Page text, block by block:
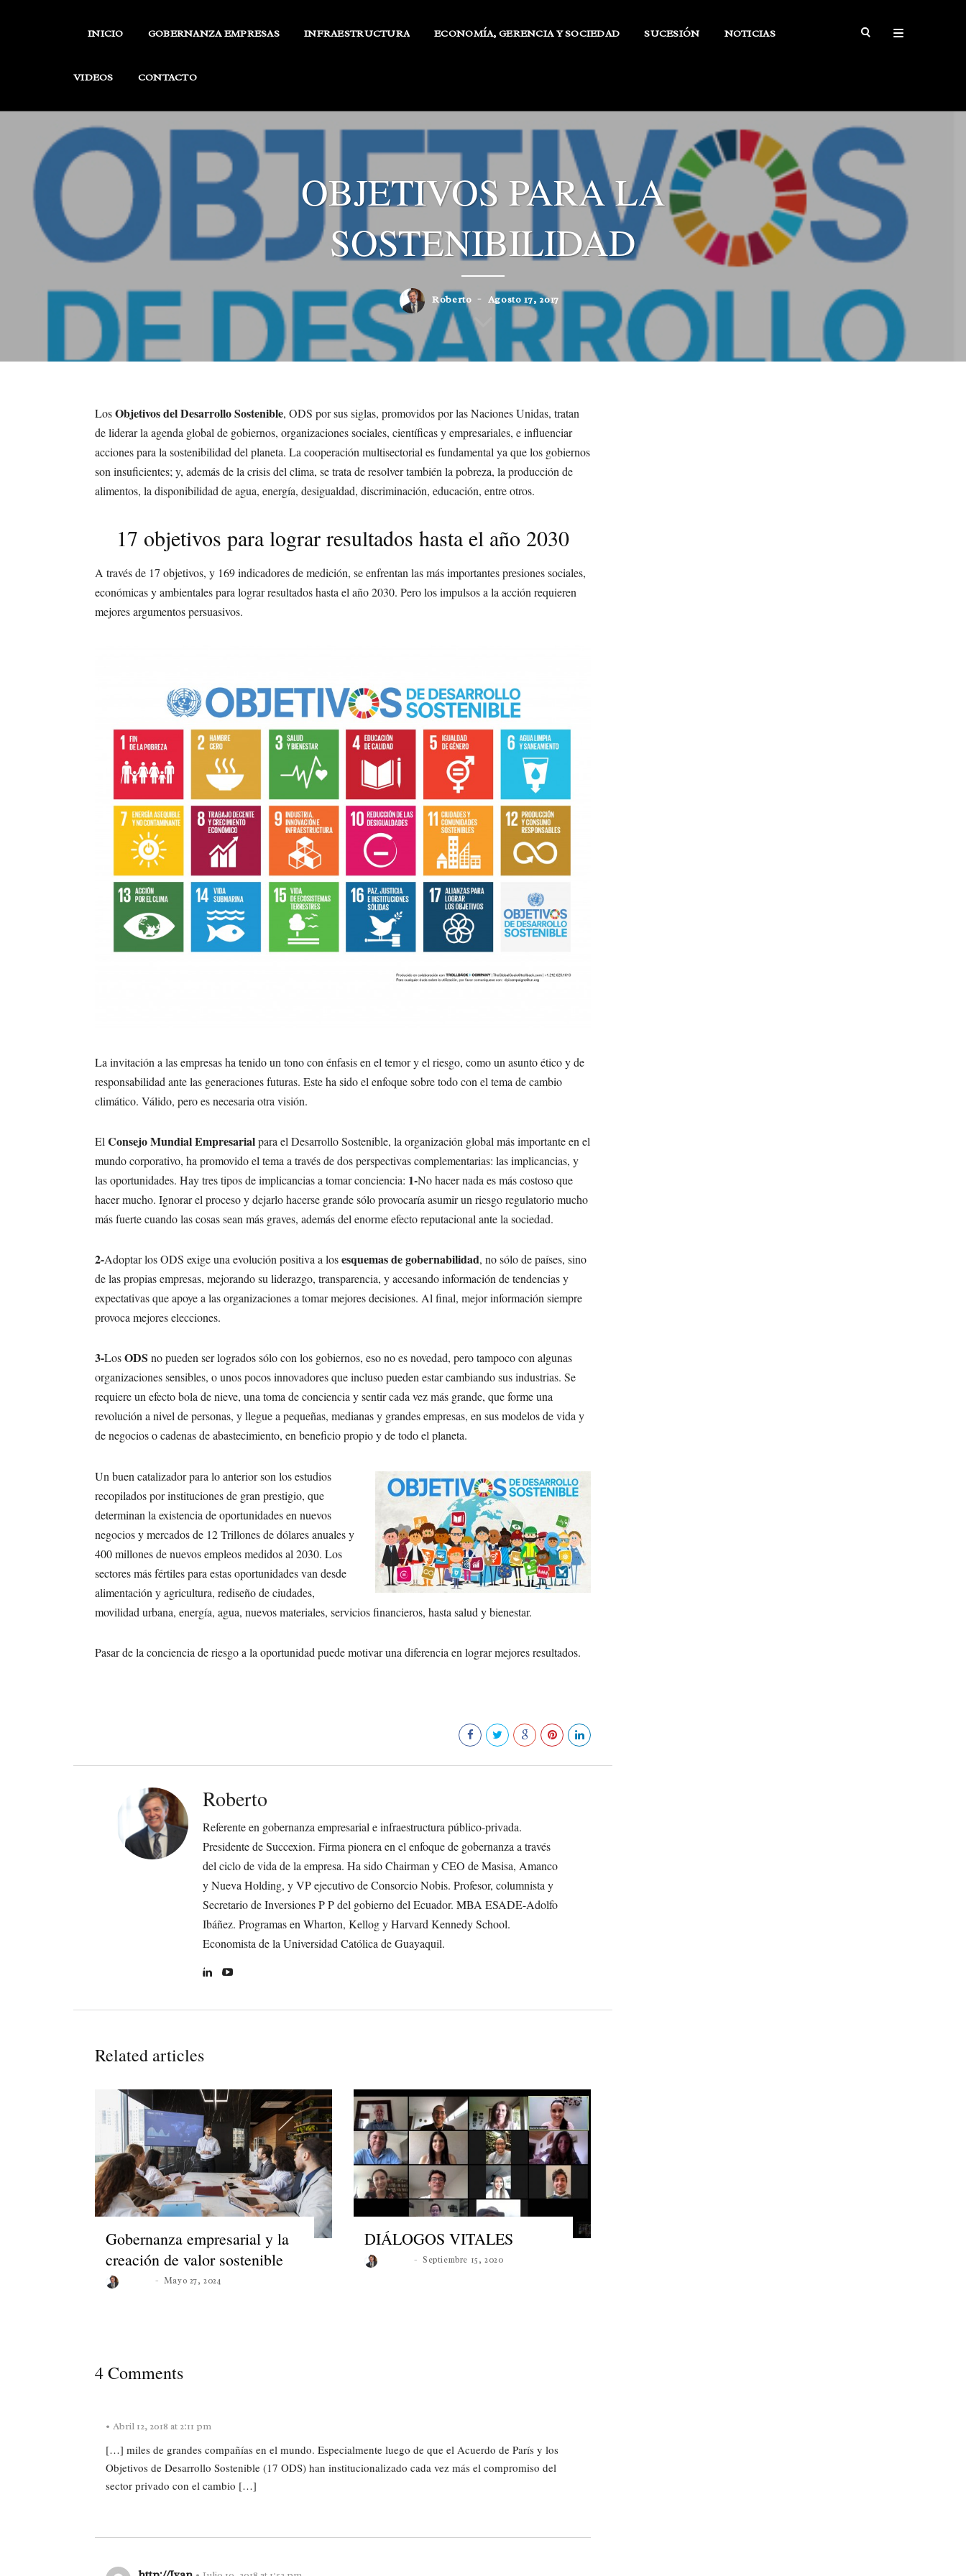
INICIO GOBERNANZA EMPRESAS INFRAESTRUCTURA ECONOMÍA, GERENCIA Y SOCIEDAD SUCESIÓN NOTICIAS
VIDEOS CONTACTO
OBJETIVOS PARA LA
SOSTENIBILIDAD
Roberto Agosto 17, 2017
LosObjetivos del Desarrollo Sostenible, ODS por sus siglas, promovidos por las Naciones Unidas, tratan
de liderar la agenda global de gobiernos, organizaciones sociales, científicas y empresariales, e influenciar
acciones para la sostenibilidad del planeta. La cooperación multisectorial es fundamental ya que los gobiernos
son insuficientes; y, además de la crisis del clima, se trata de resolver también la pobreza, la producción de
alimentos, la disponibilidad de agua, energía, desigualdad, discriminación, educación, entre otros.
17 objetivos para lograr resultados hasta el año 2030
A través de 17 objetivos, y 169 indicadores de medición, se enfrentan las más importantes presiones sociales,
económicas y ambientales para lograr resultados hasta el año 2030. Pero los impulsos a la acción requieren
mejores argumentos persuasivos.
La invitación a las empresas ha tenido un tono con énfasis en el temor y el riesgo, como un asunto ético y de
responsabilidad ante las generaciones futuras. Este ha sido el enfoque sobre todo con el tema de cambio
climático. Válido, pero es necesaria otra visión.
El Consejo Mundial Empresarialpara el Desarrollo Sostenible, la organización global más importante en el
mundo corporativo, ha promovido el tema a través de dos perspectivas complementarias: las implicancias, y
las oportunidades. Hay tres tipos de implicancias a tomar conciencia: 1-No hacer nada es más costoso que
hacer mucho. Ignorar el proceso y dejarlo hacerse grande sólo provocaría asumir un riesgo regulatorio mucho
más fuerte cuando las cosas sean más graves, además del enorme efecto reputacional ante la sociedad.
2-Adoptar los ODS exige una evolución positiva a losesquemas de gobernabilidad, no sólo de países, sino
de las propias empresas, mejorando su liderazgo, transparencia, y accesando información de tendencias y
expectativas que apoye a las organizaciones a tomar mejores decisiones. Al final, mejor información siempre
provoca mejores elecciones.
3-LosODS no pueden ser logrados sólo con los gobiernos, eso no es novedad, pero tampoco con algunas
organizaciones sensibles, o unos pocos innovadores que incluso pueden estar cambiando sus industrias. Se
requiere un efecto bola de nieve, una toma de conciencia y sentir cada vez más grande, que forme una
revolución a nivel de personas, y llegue a pequeñas, medianas y grandes empresas, en sus modelos de vida y
de negocios o cadenas de abastecimiento, en beneficio propio y de todo el planeta.
Un buen catalizador para lo anterior son los estudios
recopilados por instituciones de gran prestigio, que
determinan la existencia de oportunidades en nuevos
negocios y mercados de 12 Trillones de dólares anuales y
400 millones de nuevos empleos medidos al 2030. Los
sectores más fértiles para estas oportunidades van desde
alimentación y agricultura, rediseño de ciudades,
movilidad urbana, energía, agua, nuevos materiales, servicios financieros, hasta salud y bienestar.
Pasar de la conciencia de riesgo a la oportunidad puede motivar una diferencia en lograr mejores resultados.
Roberto
Referente en gobernanza empresarial e infraestructura público-privada.
Presidente de Succexion. Firma pionera en el enfoque de gobernanza a través
del ciclo de vida de la empresa. Ha sido Chairman y CEO de Masisa, Amanco
y Nueva Holding, y VP ejecutivo de Consorcio Nobis. Profesor, columnista y
Secretario de Inversiones P P del gobierno del Ecuador. MBA ESADE-Adolfo
Ibáñez. Programas en Wharton, Kellog y Harvard Kennedy School.
Economista de la Universidad Católica de Guayaquil.
Related articles
Gobernanza empresarial y la
creación de valor sostenible
Mayo 27, 2024
DIÁLOGOS VITALES
Septiembre 15, 2020
4 Comments
• Abril 12, 2018 at 2:11 pm
[…] miles de grandes compañías en el mundo. Especialmente luego de que el Acuerdo de París y los
Objetivos de Desarrollo Sostenible (17 ODS) han institucionalizado cada vez más el compromiso del
sector privado con el cambio […]